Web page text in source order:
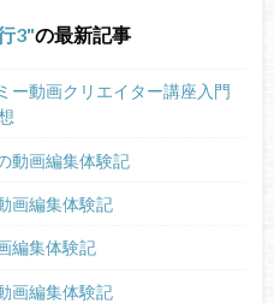
3 の最新記事
ー動画クリエイター講座入門
動画編集体験記
画編集体験記
編集体験記
画編集体験記